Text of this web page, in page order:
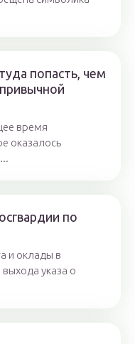
попасть, чем
время
оказалось
по
и оклады в
указа о